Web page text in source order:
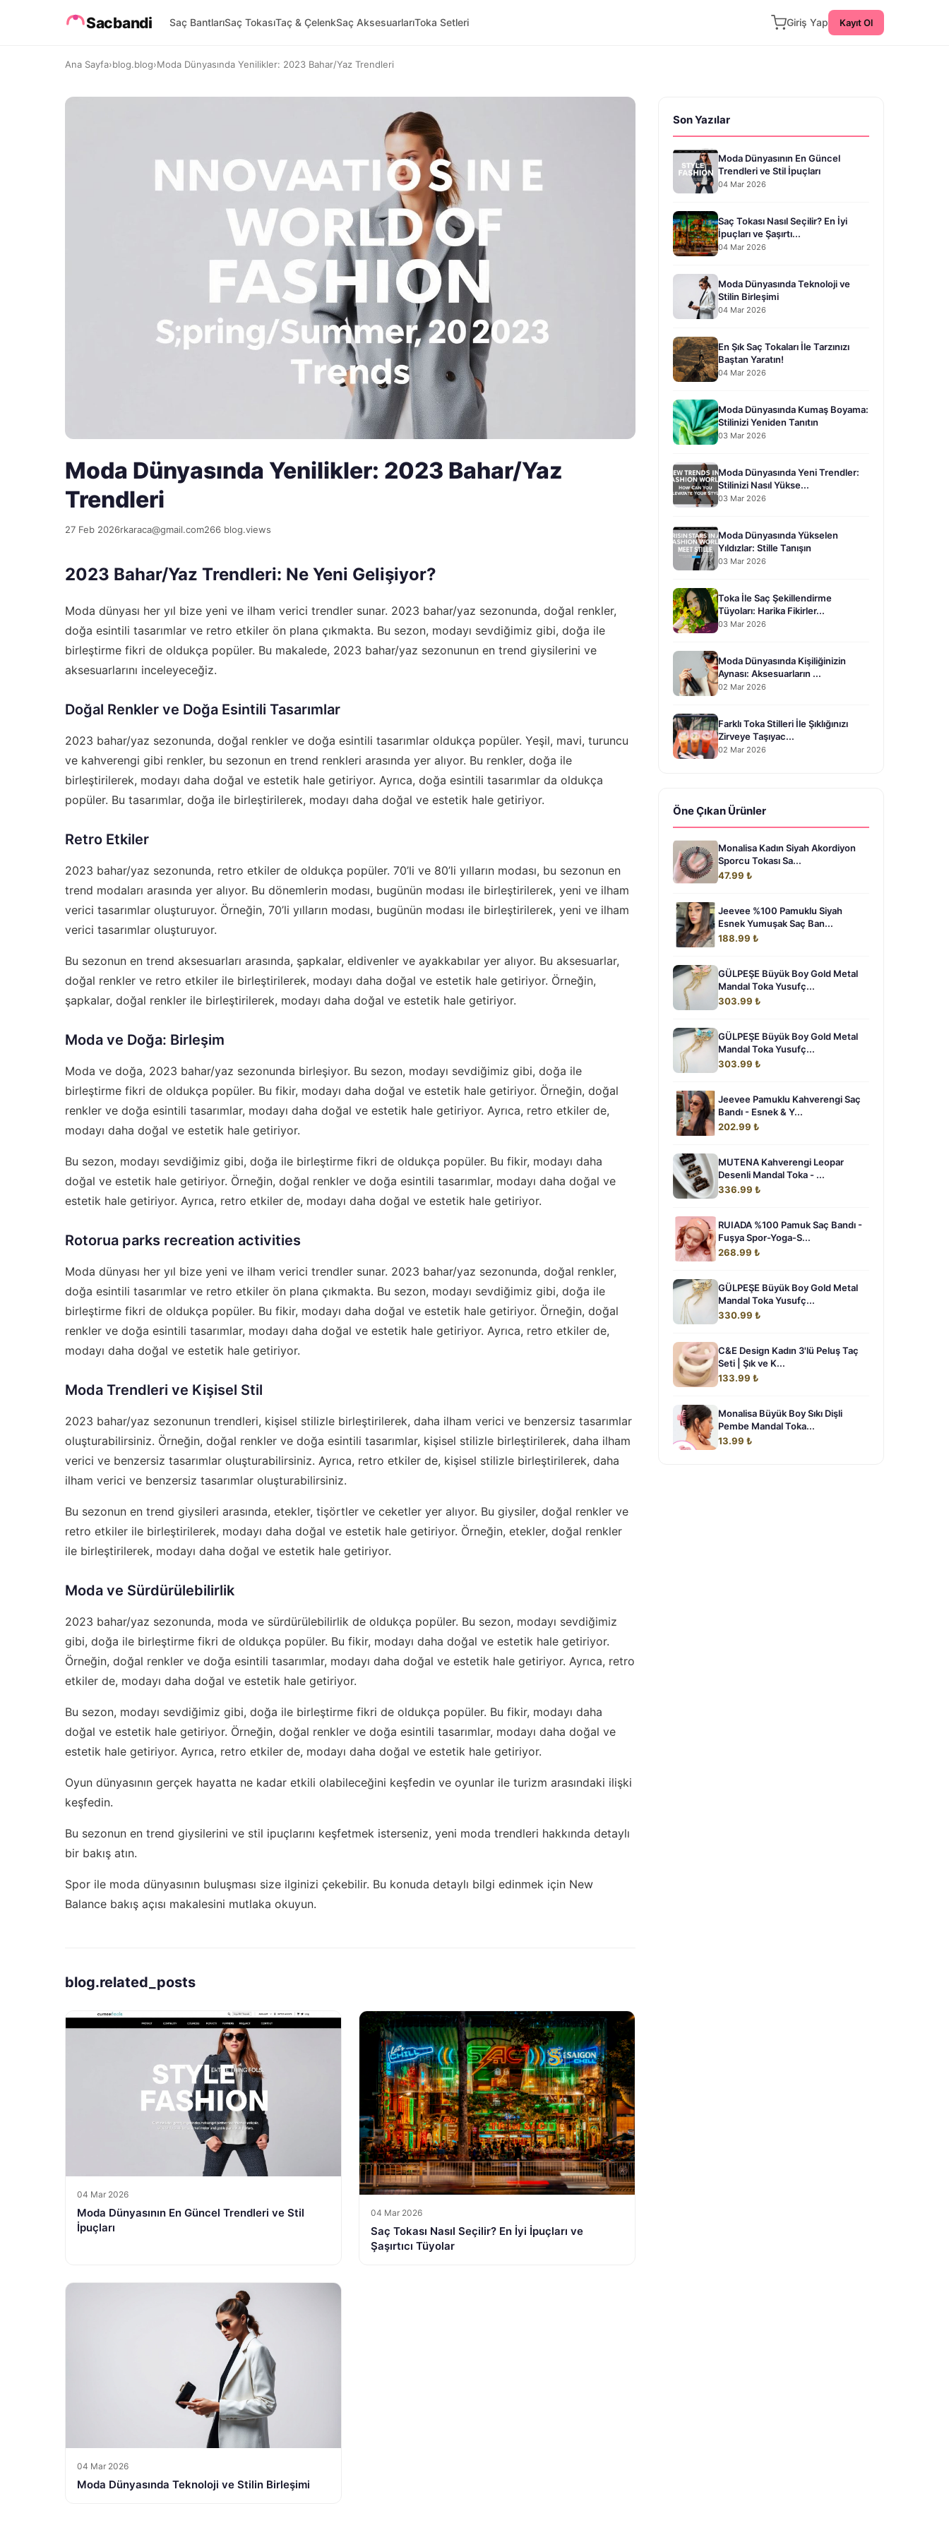
Sacbandi Saç BantlarıSaç TokasıTaç & ÇelenkSaç AksesuarlarıToka Setleri Giriş Yap Kayıt Ol
Ana Sayfa›blog.blog›Moda Dünyasında Yenilikler: 2023 Bahar/Yaz Trendleri
Moda Dünyasında Yenilikler: 2023 Bahar/Yaz
Trendleri
27 Feb 2026rkaraca@gmail.com266 blog.views
2023 Bahar/Yaz Trendleri: Ne Yeni Gelişiyor?
Moda dünyası her yıl bize yeni ve ilham verici trendler sunar. 2023 bahar/yaz sezonunda, doğal renkler,
doğa esintili tasarımlar ve retro etkiler ön plana çıkmakta. Bu sezon, modayı sevdiğimiz gibi, doğa ile
birleştirme fikri de oldukça popüler. Bu makalede, 2023 bahar/yaz sezonunun en trend giysilerini ve
aksesuarlarını inceleyeceğiz.
Doğal Renkler ve Doğa Esintili Tasarımlar
2023 bahar/yaz sezonunda, doğal renkler ve doğa esintili tasarımlar oldukça popüler. Yeşil, mavi, turuncu
ve kahverengi gibi renkler, bu sezonun en trend renkleri arasında yer alıyor. Bu renkler, doğa ile
birleştirilerek, modayı daha doğal ve estetik hale getiriyor. Ayrıca, doğa esintili tasarımlar da oldukça
popüler. Bu tasarımlar, doğa ile birleştirilerek, modayı daha doğal ve estetik hale getiriyor.
Retro Etkiler
2023 bahar/yaz sezonunda, retro etkiler de oldukça popüler. 70’li ve 80’li yılların modası, bu sezonun en
trend modaları arasında yer alıyor. Bu dönemlerin modası, bugünün modası ile birleştirilerek, yeni ve ilham
verici tasarımlar oluşturuyor. Örneğin, 70’li yılların modası, bugünün modası ile birleştirilerek, yeni ve ilham
verici tasarımlar oluşturuyor.
Bu sezonun en trend aksesuarları arasında, şapkalar, eldivenler ve ayakkabılar yer alıyor. Bu aksesuarlar,
doğal renkler ve retro etkiler ile birleştirilerek, modayı daha doğal ve estetik hale getiriyor. Örneğin,
şapkalar, doğal renkler ile birleştirilerek, modayı daha doğal ve estetik hale getiriyor.
Moda ve Doğa: Birleşim
Moda ve doğa, 2023 bahar/yaz sezonunda birleşiyor. Bu sezon, modayı sevdiğimiz gibi, doğa ile
birleştirme fikri de oldukça popüler. Bu fikir, modayı daha doğal ve estetik hale getiriyor. Örneğin, doğal
renkler ve doğa esintili tasarımlar, modayı daha doğal ve estetik hale getiriyor. Ayrıca, retro etkiler de,
modayı daha doğal ve estetik hale getiriyor.
Bu sezon, modayı sevdiğimiz gibi, doğa ile birleştirme fikri de oldukça popüler. Bu fikir, modayı daha
doğal ve estetik hale getiriyor. Örneğin, doğal renkler ve doğa esintili tasarımlar, modayı daha doğal ve
estetik hale getiriyor. Ayrıca, retro etkiler de, modayı daha doğal ve estetik hale getiriyor.
Rotorua parks recreation activities
Moda dünyası her yıl bize yeni ve ilham verici trendler sunar. 2023 bahar/yaz sezonunda, doğal renkler,
doğa esintili tasarımlar ve retro etkiler ön plana çıkmakta. Bu sezon, modayı sevdiğimiz gibi, doğa ile
birleştirme fikri de oldukça popüler. Bu fikir, modayı daha doğal ve estetik hale getiriyor. Örneğin, doğal
renkler ve doğa esintili tasarımlar, modayı daha doğal ve estetik hale getiriyor. Ayrıca, retro etkiler de,
modayı daha doğal ve estetik hale getiriyor.
Moda Trendleri ve Kişisel Stil
2023 bahar/yaz sezonunun trendleri, kişisel stilizle birleştirilerek, daha ilham verici ve benzersiz tasarımlar
oluşturabilirsiniz. Örneğin, doğal renkler ve doğa esintili tasarımlar, kişisel stilizle birleştirilerek, daha ilham
verici ve benzersiz tasarımlar oluşturabilirsiniz. Ayrıca, retro etkiler de, kişisel stilizle birleştirilerek, daha
ilham verici ve benzersiz tasarımlar oluşturabilirsiniz.
Bu sezonun en trend giysileri arasında, etekler, tişörtler ve ceketler yer alıyor. Bu giysiler, doğal renkler ve
retro etkiler ile birleştirilerek, modayı daha doğal ve estetik hale getiriyor. Örneğin, etekler, doğal renkler
ile birleştirilerek, modayı daha doğal ve estetik hale getiriyor.
Moda ve Sürdürülebilirlik
2023 bahar/yaz sezonunda, moda ve sürdürülebilirlik de oldukça popüler. Bu sezon, modayı sevdiğimiz
gibi, doğa ile birleştirme fikri de oldukça popüler. Bu fikir, modayı daha doğal ve estetik hale getiriyor.
Örneğin, doğal renkler ve doğa esintili tasarımlar, modayı daha doğal ve estetik hale getiriyor. Ayrıca, retro
etkiler de, modayı daha doğal ve estetik hale getiriyor.
Bu sezon, modayı sevdiğimiz gibi, doğa ile birleştirme fikri de oldukça popüler. Bu fikir, modayı daha
doğal ve estetik hale getiriyor. Örneğin, doğal renkler ve doğa esintili tasarımlar, modayı daha doğal ve
estetik hale getiriyor. Ayrıca, retro etkiler de, modayı daha doğal ve estetik hale getiriyor.
Oyun dünyasının gerçek hayatta ne kadar etkili olabileceğini keşfedin ve oyunlar ile turizm arasındaki ilişki
keşfedin.
Bu sezonun en trend giysilerini ve stil ipuçlarını keşfetmek isterseniz, yeni moda trendleri hakkında detaylı
bir bakış atın.
Spor ile moda dünyasının buluşması size ilginizi çekebilir. Bu konuda detaylı bilgi edinmek için New
Balance bakış açısı makalesini mutlaka okuyun.
blog.related_posts
04 Mar 2026
Moda Dünyasının En Güncel Trendleri ve Stil
İpuçları
04 Mar 2026
Saç Tokası Nasıl Seçilir? En İyi İpuçları ve
Şaşırtıcı Tüyolar
04 Mar 2026
Moda Dünyasında Teknoloji ve Stilin Birleşimi
Son Yazılar
Moda Dünyasının En Güncel
Trendleri ve Stil İpuçları
04 Mar 2026
Saç Tokası Nasıl Seçilir? En İyi
İpuçları ve Şaşırtı...
04 Mar 2026
Moda Dünyasında Teknoloji ve
Stilin Birleşimi
04 Mar 2026
En Şık Saç Tokaları İle Tarzınızı
Baştan Yaratın!
04 Mar 2026
Moda Dünyasında Kumaş Boyama:
Stilinizi Yeniden Tanıtın
03 Mar 2026
Moda Dünyasında Yeni Trendler:
Stilinizi Nasıl Yükse...
03 Mar 2026
Moda Dünyasında Yükselen
Yıldızlar: Stille Tanışın
03 Mar 2026
Toka İle Saç Şekillendirme
Tüyoları: Harika Fikirler...
03 Mar 2026
Moda Dünyasında Kişiliğinizin
Aynası: Aksesuarların ...
02 Mar 2026
Farklı Toka Stilleri İle Şıklığınızı
Zirveye Taşıyac...
02 Mar 2026
Öne Çıkan Ürünler
Monalisa Kadın Siyah Akordiyon
Sporcu Tokası Sa...
47.99 ₺
Jeevee %100 Pamuklu Siyah
Esnek Yumuşak Saç Ban...
188.99 ₺
GÜLPEŞE Büyük Boy Gold Metal
Mandal Toka Yusufç...
303.99 ₺
GÜLPEŞE Büyük Boy Gold Metal
Mandal Toka Yusufç...
303.99 ₺
Jeevee Pamuklu Kahverengi Saç
Bandı - Esnek & Y...
202.99 ₺
MUTENA Kahverengi Leopar
Desenli Mandal Toka - ...
336.99 ₺
RUIADA %100 Pamuk Saç Bandı -
Fuşya Spor-Yoga-S...
268.99 ₺
GÜLPEŞE Büyük Boy Gold Metal
Mandal Toka Yusufç...
330.99 ₺
C&E Design Kadın 3'lü Peluş Taç
Seti | Şık ve K...
133.99 ₺
Monalisa Büyük Boy Sıkı Dişli
Pembe Mandal Toka...
13.99 ₺